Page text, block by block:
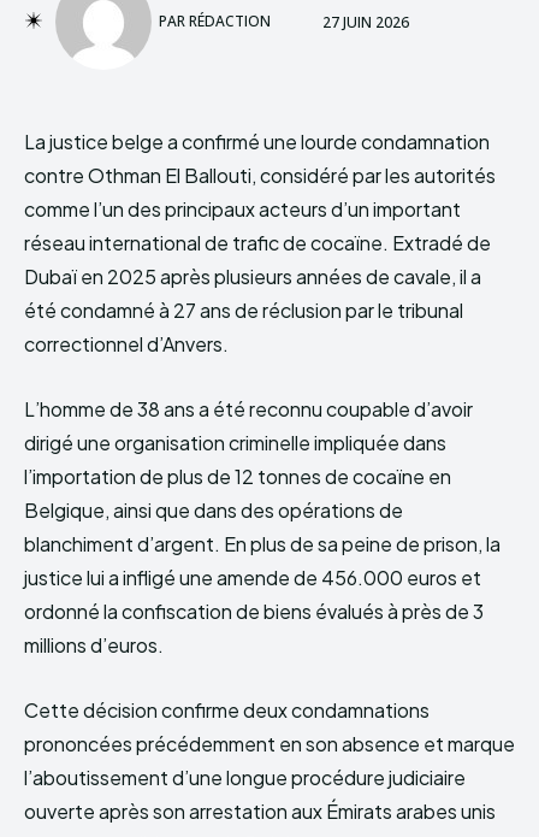
PARRÉDACTION 27 JUIN 2026
La justice belge a confirmé une lourde condamnation
contre Othman El Ballouti, considéré par les autorités
comme l’un des principaux acteurs d’un important
réseau international de trafic de cocaïne. Extradé de
Dubaï en 2025 après plusieurs années de cavale, il a
été condamné à 27 ans de réclusion par le tribunal
correctionnel d’Anvers.
L’homme de 38 ans a été reconnu coupable d’avoir
dirigé une organisation criminelle impliquée dans
l’importation de plus de 12 tonnes de cocaïne en
Belgique, ainsi que dans des opérations de
blanchiment d’argent. En plus de sa peine de prison, la
justice lui a infligé une amende de 456.000 euros et
ordonné la confiscation de biens évalués à près de 3
millions d’euros.
Cette décision confirme deux condamnations
prononcées précédemment en son absence et marque
l’aboutissement d’une longue procédure judiciaire
ouverte après son arrestation aux Émirats arabes unis